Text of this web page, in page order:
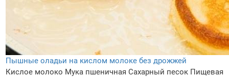
Пышные оладьи на кислом молоке без дрожжей
Кислое молоко Мука пшеничная Сахарный песок Пищевая